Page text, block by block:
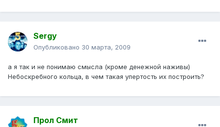
Sergy
Опубликовано 30 марта, 2009
а я так и не понимаю смысла (кроме денежной наживы)
Небоскребного кольца, в чем такая упертость их построить?
Прол Смит